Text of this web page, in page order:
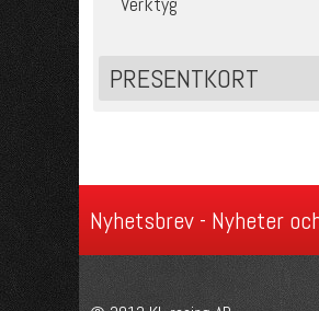
PRESENTKORT
Nyhetsbrev - Nyheter